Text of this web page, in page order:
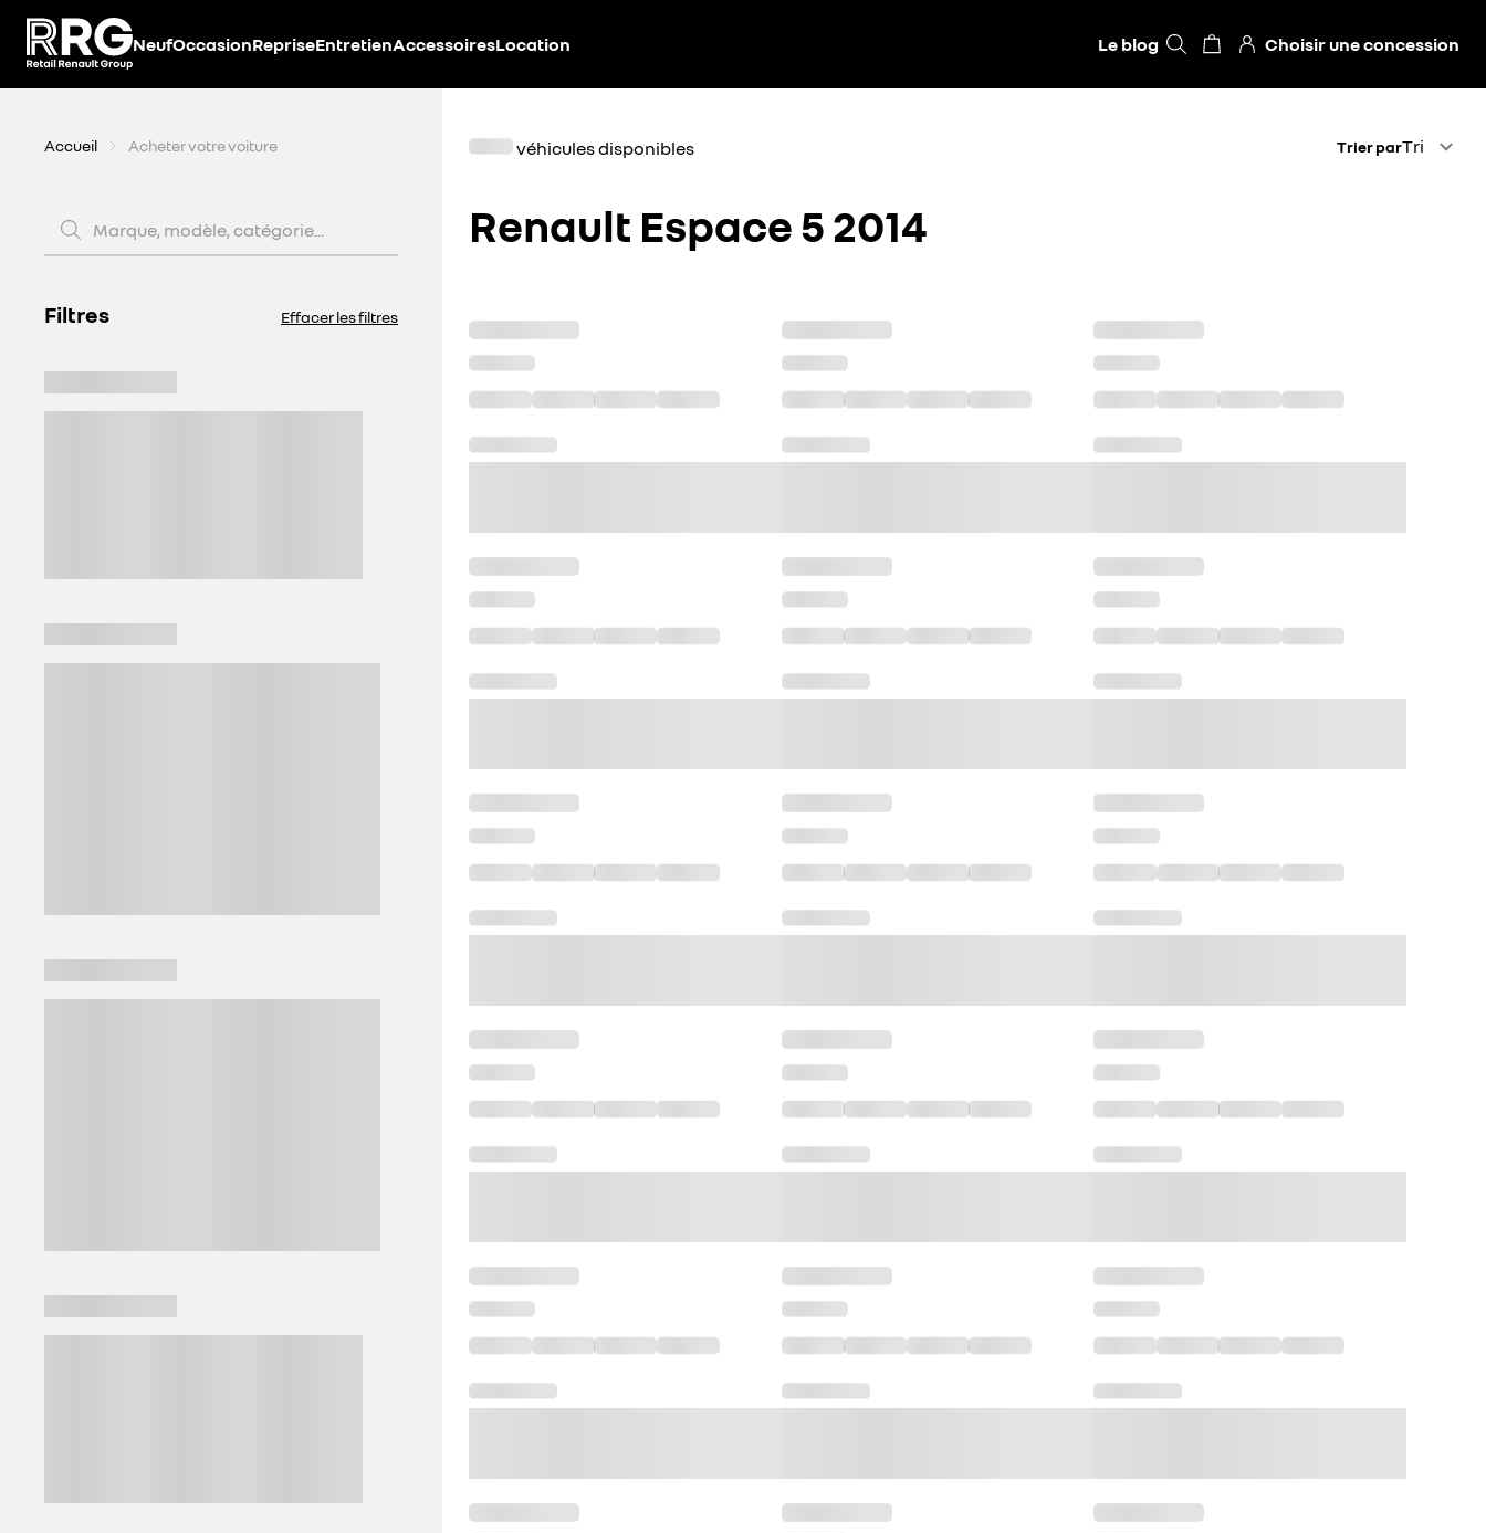
NeufOccasionRepriseEntretienAccessoiresLocation Le blog Choisir une concession
Accueil Acheter votre voiture
Filtres Effacer les filtres
véhicules disponibles Trier parTri
Renault Espace 5 2014